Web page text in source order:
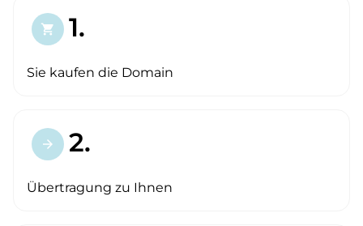
shopping_cart 1.
Sie kaufen die Domain
arrow_forward 2.
Übertragung zu Ihnen